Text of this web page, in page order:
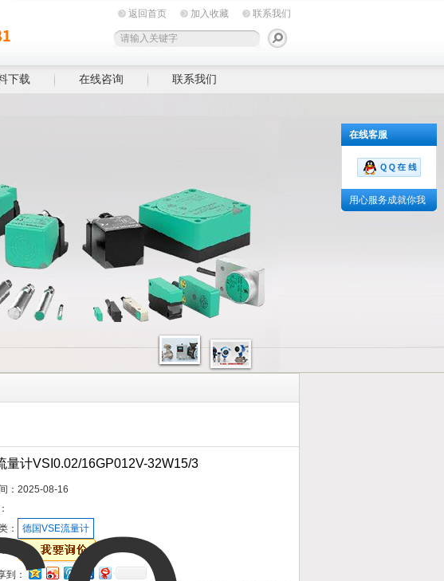
返回首页 加入收藏 联系我们
下载 在线咨询 联系我们
量计VSI0.02/16GP012V-32W15/3
： 2025-08-16
：
德国VSE流量计
到：
在线客服
用心服务成就你我